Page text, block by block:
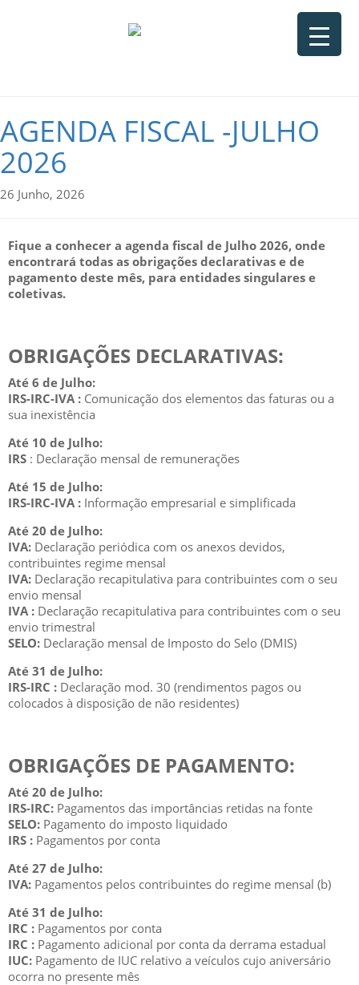
AGENDA FISCAL -JULHO
2026
26 Junho, 2026
Fique a conhecer a agenda fiscal de Julho 2026, onde
encontrará todas as obrigações declarativas e de
pagamento deste mês, para entidades singulares e
coletivas.
OBRIGAÇÕES DECLARATIVAS:
Até 6 de Julho:
IRS-IRC-IVA : Comunicação dos elementos das faturas ou a
sua inexistência
Até 10 de Julho:
IRS : Declaração mensal de remuneraç​ões​​​
Até 15 de Julho:
IRS-IRC-IVA : Informação empresarial e simplificada
Até 20 de Julho:
IVA: Declaração periódica com os anexos devidos,
contribuintes regime mensal
IVA: Declaração recapitulativa p​ara contribuintes com o seu
envio mensal
IVA : Declaração recapitulativa para contribuintes com o seu
envio trimestral
SELO: Declaração mensal de Imposto do Selo (DMIS)
Até 31 de Julho:
IRS-IRC : Declaração mod. 30 (rendimentos pagos ou
colocados à disposição de não residentes)
OBRIGAÇÕES DE PAGAMENTO:
Até 20 de Julho:
IRS-IRC: Pagamentos das importâncias retidas na fonte
SELO: Pagamento do imposto liquidado​
IRS : Pagamentos por conta​​​​​​​​​
Até 27 de Julho:
IVA: Pagamentos pelos contribuintes do regime mensal (b)
Até 31 de Julho:
IRC : Pagamentos por conta​​
IRC : Pagamento adicional por​​ conta da d​​​erram​a estad​​ual
IUC: Pagamento de IUC relativo a veículos cujo aniversário
ocorra no presente mês